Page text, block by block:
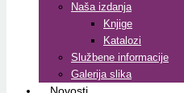
Naša izdanja
Knjige
Katalozi
Službene informacije
Galerija slika